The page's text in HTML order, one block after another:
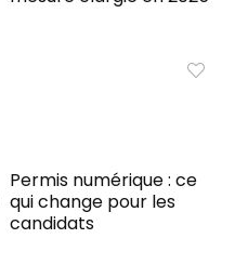
Permis numérique : ce
qui change pour les
candidats